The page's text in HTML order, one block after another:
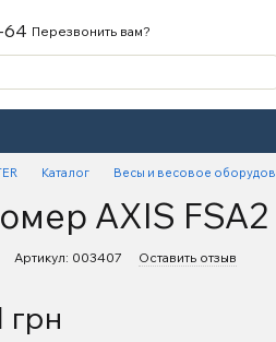
64 Перезвонить вам?
Каталог Весы и весовое
АXIS
Артикул: 003407 Оставить отзыв
грн